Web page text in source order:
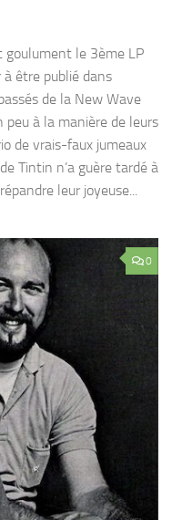
goulument le 3ème LP
à être publié dans
de la New Wave
à la manière de leurs
de vrais-faux jumeaux
Tintin n’a guère tardé à
leur joyeuse...
0